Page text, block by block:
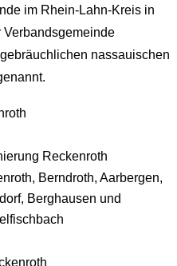
im Rhein-Lahn-Kreis in
nassauischen
Reckenroth
Berndroth, Aarbergen,
Berghausen und